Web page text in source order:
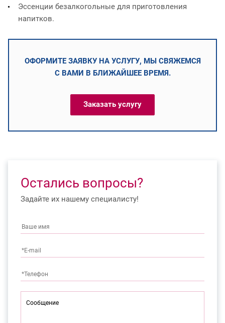
Эссенции безалкогольные для приготовления
напитков.
ОФОРМИТЕ ЗАЯВКУ НА УСЛУГУ, МЫ СВЯЖЕМСЯ
С ВАМИ В БЛИЖАЙШЕЕ ВРЕМЯ.
Заказать услугу
Остались вопросы?
Задайте их нашему специалисту!